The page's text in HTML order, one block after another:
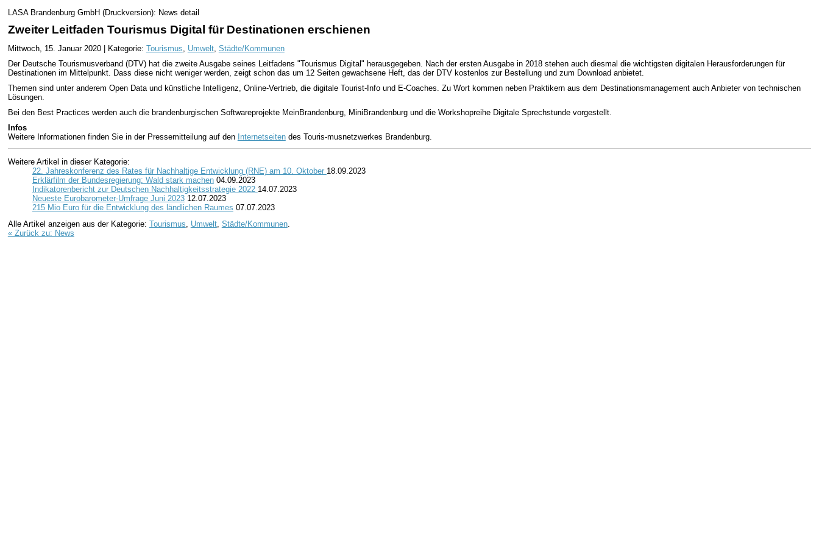
LASA Brandenburg GmbH (Druckversion): News detail
Zweiter Leitfaden Tourismus Digital für Destinationen erschienen
Mittwoch, 15. Januar 2020 | Kategorie: Tourismus Umwelt, Städte/Kommunen
Der Deutsche Tourismusverband (DTV) hat die zweite Ausgabe seines Leitfadens "Tourismus Digital" herausgegeben. Nach der ersten Ausgabe in 2018 stehen auch diesmal die wichtigsten digitalen Herausforderungen für
Destinationen im Mittelpunkt. Dass diese nicht weniger werden, zeigt schon das um 12 Seiten gewachsene Heft, das der DTV kostenlos zur Bestellung und zum Download anbietet.
Themen sind unter anderem Open Data und künstliche Intelligenz, Online-Vertrieb, die digitale Tourist-Info und E-Coaches. Zu Wort kommen neben Praktikern aus dem Destinationsmanagement auch Anbieter von technischen
Lösungen.
Bei den Best Practices werden auch die brandenburgischen Softwareprojekte MeinBrandenburg, MiniBrandenburg und die Workshopreihe Digitale Sprechstunde vorgestellt.
Infos
Weitere Informationen finden Sie in der Pressemitteilung auf den Internetseitendes Touris-musnetzwerkes Brandenburg.
Weitere Artikel in dieser Kategorie:
22. Jahreskonferenz des Rates für Nachhaltige Entwicklung (RNE) am 10. Oktober 18.09.2023
Erklärfilm der Bundesregierung: Wald stark machen 04.09.2023
Indikatorenbericht zur Deutschen Nachhaltigkeitsstrategie 2022 14.07.2023
Neueste Eurobarometer-Umfrage Juni 2023 12.07.2023
215 Mio Euro für die Entwicklung des ländlichen Raumes 07.07.2023
Alle Artikel anzeigen aus der Kategorie: Tourismus, Umwelt, Städte/Kommunen.
« Zurück zu: News